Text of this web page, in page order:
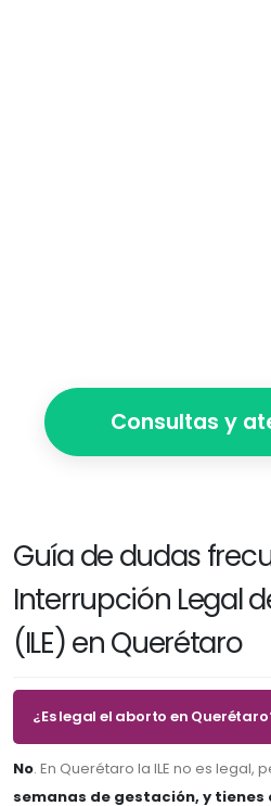
Consultas y
Guía de dudas
Interrupción Legal
(ILE) en Querétaro
¿Es legal el aborto en
No. En Querétaro la ILE no es legal,
semanas de gestación, y